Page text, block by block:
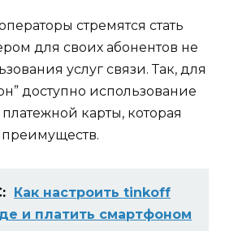
стремятся стать
для своих абонентов не
услуг связи. Так, для
доступно использование
карты, которая
Как настроить tinkoff
и платить смартфоном